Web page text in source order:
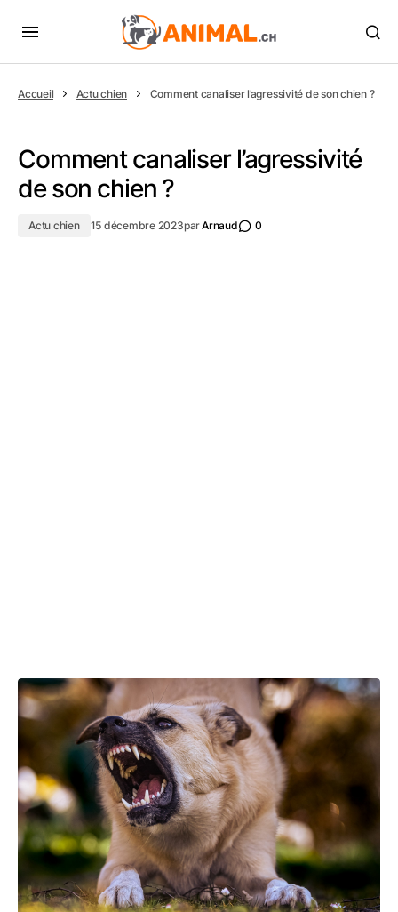
Accueil Actu chien Comment canaliser l’agressivité de son chien ?
Comment canaliser l’agressivité
de son chien ?
Actu chien 15 décembre 2023parArnaud 0